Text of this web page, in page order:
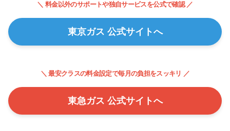
＼ 料金以外のサポートや独自サービスを公式で確認 ／
東京ガス 公式サイトへ
＼ 最安クラスの料金設定で毎月の負担をスッキリ ／
東急ガス 公式サイトへ